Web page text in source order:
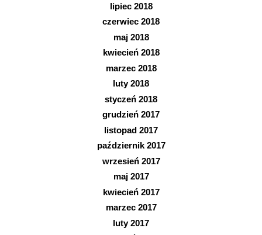
lipiec 2018
czerwiec 2018
maj 2018
kwiecień 2018
marzec 2018
luty 2018
styczeń 2018
grudzień 2017
listopad 2017
październik 2017
wrzesień 2017
maj 2017
kwiecień 2017
marzec 2017
luty 2017